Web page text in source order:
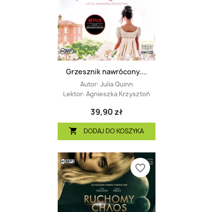
Grzesznik nawrócony....
Autor: Julia Quinn
Lektor: Agnieszka Krzysztoń
39,90 zł
 DODAJ DO KOSZYKA
favorite_border